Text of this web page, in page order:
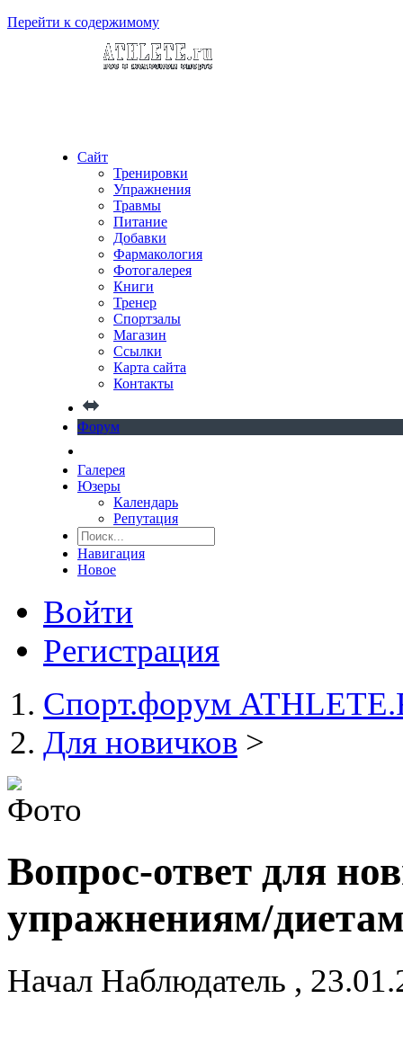
Перейти к содержимому
Сайт
Тренировки
Упражнения
Травмы
Питание
Добавки
Фармакология
Фотогалерея
Книги
Тренер
Спортзалы
Магазин
Ссылки
Карта сайта
Контакты
Форум
Галерея
Юзеры
Календарь
Репутация
Навигация
Новое
Войти
Регистрация
Спорт.форум
Для новичков >
Вопрос-ответ для
упражнениям/
Начал Наблюдатель ,